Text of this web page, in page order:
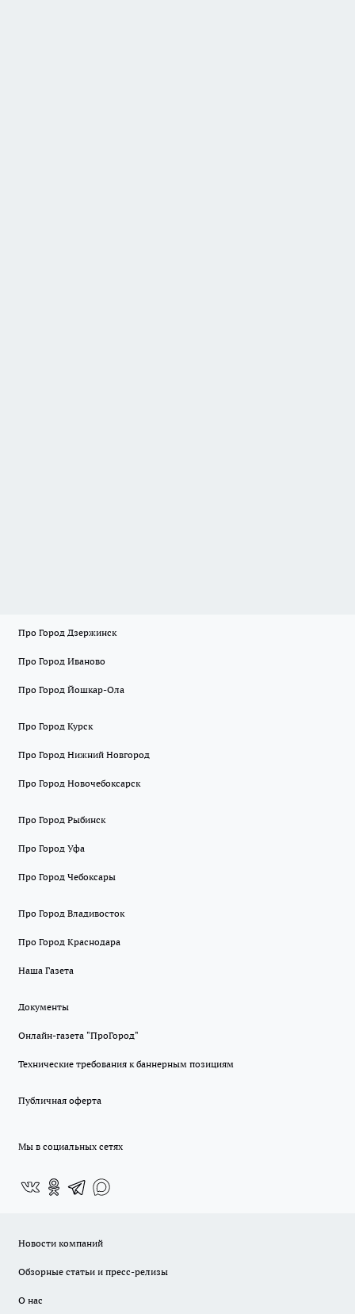
Про Город Дзержинск
Про Город Иваново
Про Город Йошкар-Ола
Про Город Курск
Про Город Нижний Новгород
Про Город Новочебоксарск
Про Город Рыбинск
Про Город Уфа
Про Город Чебоксары
Про Город Владивосток
Про Город Краснодара
Наша Газета
Документы
Онлайн-газета "ПроГород"
Технические требования к баннерным позициям
Публичная оферта
Мы в социальных сетях
Новости компаний
Обзорные статьи и пресс-релизы
О нас